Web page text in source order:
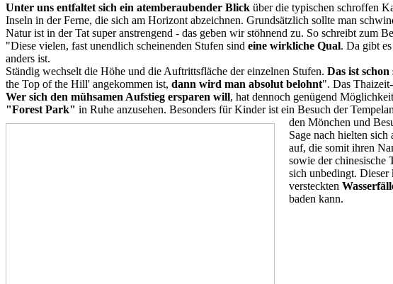
Unter uns entfaltet sich ein atemberaubender Blick über die typischen schroffen
Inseln in der Ferne, die sich am Horizont abzeichnen. Grundsätzlich sollte man
Natur ist in der Tat super anstrengend - das geben wir stöhnend zu. So schreibt zum
"Diese vielen, fast unendlich scheinenden Stufen sind eine wirkliche Qual. Da gibt
anders ist.
Ständig wechselt die Höhe und die Auftrittsfläche der einzelnen Stufen. Das ist
the Top of the Hill' angekommen ist, dann wird man absolut belohnt". Das
Wer sich den mühsamen Aufstieg ersparen will, hat dennoch genügend
"Forest Park" in Ruhe anzusehen. Besonders für Kinder ist ein Besuch der
den Mönchen und
Sage nach hielten
auf, die somit ihren
sowie der chinesische
sich unbedingt. Dieser
versteckten
baden kann.